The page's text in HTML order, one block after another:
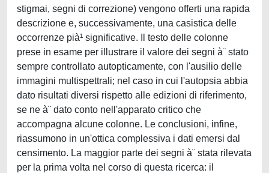
stigmai, segni di correzione) vengono offerti una rapida
descrizione e, successivamente, una casistica delle
occorrenze pià¹ significative. Il testo delle colonne
prese in esame per illustrare il valore dei segni à¨ stato
sempre controllato autopticamente, con l'ausilio delle
immagini multispettrali; nel caso in cui l'autopsia abbia
dato risultati diversi rispetto alle edizioni di riferimento,
se ne à¨ dato conto nell'apparato critico che
accompagna alcune colonne. Le conclusioni, infine,
riassumono in un'ottica complessiva i dati emersi dal
censimento. La maggior parte dei segni à¨ stata rilevata
per la prima volta nel corso di questa ricerca: il